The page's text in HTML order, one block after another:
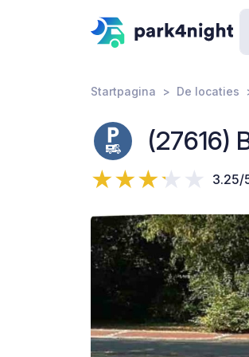
Startpagina De locaties
(27616)
3.25/